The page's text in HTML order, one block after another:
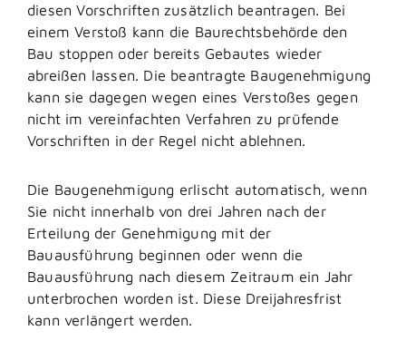
diesen Vorschriften zusätzlich beantragen. Bei
einem Verstoß kann die Baurechtsbehörde den
Bau stoppen oder bereits Gebautes wieder
abreißen lassen. Die beantragte Baugenehmigung
kann sie dagegen wegen eines Verstoßes gegen
nicht im vereinfachten Verfahren zu prüfende
Vorschriften in der Regel nicht ablehnen.
Die Baugenehmigung erlischt automatisch, wenn
Sie nicht innerhalb von drei Jahren nach der
Erteilung der Genehmigung mit der
Bauausführung beginnen oder wenn die
Bauausführung nach diesem Zeitraum ein Jahr
unterbrochen worden ist. Diese Dreijahresfrist
kann verlängert werden.